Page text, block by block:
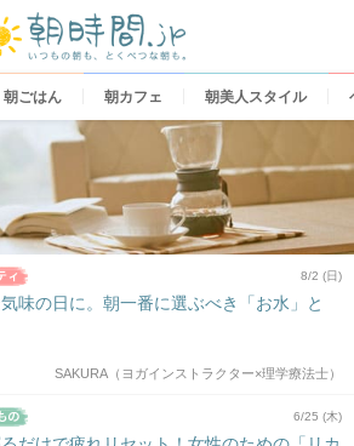
朝ごはん 朝カフェ 朝美人スタイル
8/2 (日)
味の日に。朝一番に選ぶべき「お水」と
SAKURA（ヨガインストラクター×理学療法士）
6/25 (木)